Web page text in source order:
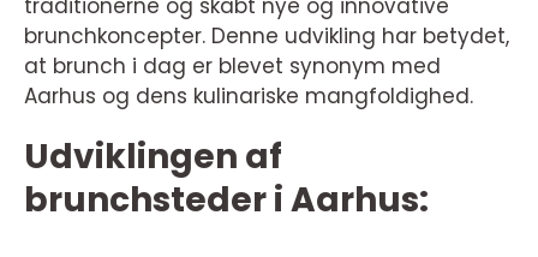
traditionerne og skabt nye og innovative
brunchkoncepter. Denne udvikling har betydet,
at brunch i dag er blevet synonym med
Aarhus og dens kulinariske mangfoldighed.
Udviklingen af
brunchsteder i Aarhus: